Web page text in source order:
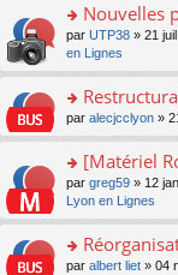
u
s
ré
c
e
nt
o
n
lu
le
u
s
ré
c
e
nt
g
e
n
o
n
lu
u
s
ré
c
e
er
le
m
e
s
s
e
n
o
n
lu
o
n
s
er
le
m
e
s
s
e
n
Nouvelles
par UTP38 » 21
en Lignes
o
n
ult
er
le
m
e
s
par alecjcclyon »
o
s
er
[Matériel
par greg59 » 12
Lyon en Lignes
o
par albert liet » 04